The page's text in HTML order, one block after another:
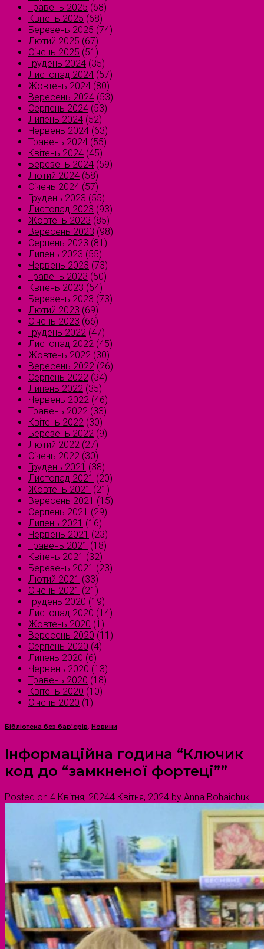
Травень 2025 (68)
Квітень 2025 (68)
Березень 2025 (74)
Лютий 2025 (67)
Січень 2025 (51)
Грудень 2024 (35)
Листопад 2024 (57)
Жовтень 2024 (80)
Вересень 2024 (53)
Серпень 2024 (53)
Липень 2024 (52)
Червень 2024 (63)
Травень 2024 (55)
Квітень 2024 (45)
Березень 2024 (59)
Лютий 2024 (58)
Січень 2024 (57)
Грудень 2023 (55)
Листопад 2023 (93)
Жовтень 2023 (85)
Вересень 2023 (98)
Серпень 2023 (81)
Липень 2023 (55)
Червень 2023 (73)
Травень 2023 (50)
Квітень 2023 (54)
Березень 2023 (73)
Лютий 2023 (69)
Січень 2023 (66)
Грудень 2022 (47)
Листопад 2022 (45)
Жовтень 2022 (30)
Вересень 2022 (26)
Серпень 2022 (34)
Липень 2022 (35)
Червень 2022 (46)
Травень 2022 (33)
Квітень 2022 (30)
Березень 2022 (9)
Лютий 2022 (27)
Січень 2022 (30)
Грудень 2021 (38)
Листопад 2021 (20)
Жовтень 2021 (21)
Вересень 2021 (15)
Серпень 2021 (29)
Липень 2021 (16)
Червень 2021 (23)
Травень 2021 (18)
Квітень 2021 (32)
Березень 2021 (23)
Лютий 2021 (33)
Січень 2021 (21)
Грудень 2020 (19)
Листопад 2020 (14)
Жовтень 2020 (1)
Вересень 2020 (11)
Серпень 2020 (4)
Липень 2020 (6)
Червень 2020 (13)
Травень 2020 (18)
Квітень 2020 (10)
Січень 2020 (1)
Бібліотека без бар'єрів, Новини
Інформаційна година “Ключик
код до “замкненої фортеці””
Posted on 4 Квітня, 20244 Квітня, 2024 by Anna Bohaichuk